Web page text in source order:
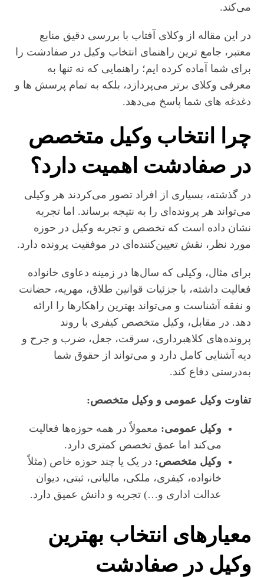
می‌کند.
در این مقاله از وکلای آفتاب با بررسی دقیق منابع
معتبر، جامع‌ ترین راهنمای انتخاب وکیل در صفادشت را
برای شما آماده کرده ایم؛ راهنمایی که نه‌ تنها به
معرفی وکلای برتر می‌پردازد، بلکه به تمام پرسش‌ ها و
دغدغه‌ های شما پاسخ می‌دهد.
چرا انتخاب وکیل متخصص
در صفادشت اهمیت دارد؟
در گذشته، بسیاری از افراد تصور می‌کردند هر وکیلی
می‌تواند هر پرونده‌ای را به نتیجه برساند. اما تجربه
نشان داده است که تخصص و تجربه وکیل در حوزه
مورد نظر، نقش تعیین‌کننده‌ای در موفقیت پرونده دارد.
برای مثال، وکیلی که سال‌ها در زمینه دعاوی خانواده
فعالیت داشته، با جزئیات قوانین طلاق، مهریه، حضانت
و نفقه آشناست و می‌تواند بهترین راهکارها را ارائه
دهد. در مقابل، وکیل متخصص کیفری با روند
پرونده‌های کلاهبرداری، سرقت، جعل، ضرب و جرح و
دیه آشنایی کامل دارد و می‌تواند از حقوق شما
به‌درستی دفاع کند.
تفاوت وکیل عمومی و وکیل متخصص:
وکیل عمومی: معمولاً در همه حوزه‌ها فعالیت
می‌کند اما عمق تخصص کمتری دارد.
وکیل متخصص: در یک یا چند حوزه خاص (مثلاً
خانواده، کیفری، ملکی، مالیاتی، ثبتی، دیوان
عدالت اداری و…) تجربه و دانش عمیق دارد.
معیارهای انتخاب بهترین
وکیل در صفادشت